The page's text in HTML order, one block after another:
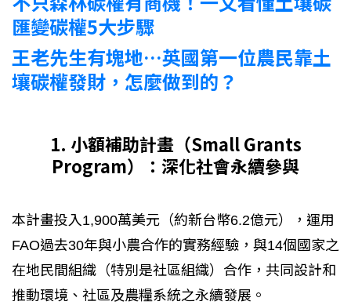
匯變碳權5大步驟​
王老先生有塊地…英國第一位農民靠土
壤碳權發財，怎麼做到的？
1. 小額補助計畫（Small Grants
Program）：深化社會永續參與
本計畫投入1,900萬美元（約新台幣6.2億元），運用
FAO過去30年與小農合作的實務經驗，與14個國家之
在地民間組織（特別是社區組織）合作，共同設計和
推動環境、社區及農糧系統之永續發展。